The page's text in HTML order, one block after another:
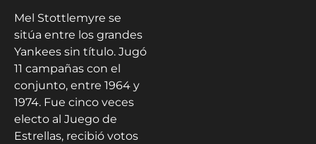
Mel Stottlemyre se
sitúa entre los grandes
Yankees sin título. Jugó
11 campañas con el
conjunto, entre 1964 y
1974. Fue cinco veces
electo al Juego de
Estrellas, recibió votos